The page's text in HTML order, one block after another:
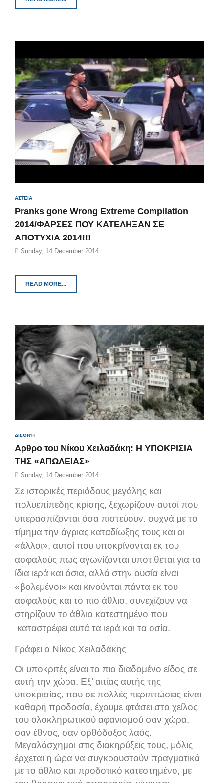
ΑΣΤΕΙΑ
Pranks gone Wrong Extreme Compilation
2014/ΦΑΡΣΕΣ ΠΟΥ ΚΑΤΕΛΗΞΑΝ ΣΕ
ΑΠΟΤΥΧΙΑ 2014!!!
Sunday, 14 December 2014
READ MORE...
ΔΙΕΘΝΉ
Aρθρο του Νίκου Χειλαδάκη: Η ΥΠΟΚΡΙΣΙΑ
ΤΗΣ «ΑΠΩΛΕΙΑΣ»
Sunday, 14 December 2014
Σε ιστορικές περιόδους μεγάλης και
πολυεπίπεδης κρίσης, ξεχωρίζουν αυτοί που
υπερασπίζονται όσα πιστεύουν, συχνά με το
τίμημα την άγριας καταδίωξης τους και οι
«άλλοι», αυτοί που υποκρίνονται εκ του
ασφαλούς πως αγωνίζονται υποτίθεται για τα
ίδια ιερά και όσια, αλλά στην ουσία είναι
«βολεμένοι» και κινούνται πάντα εκ του
ασφαλούς και το πιο άθλιο, συνεχίζουν να
στηρίζουν το άθλιο κατεστημένο που
καταστρέφει αυτά τα ιερά και τα οσία.
Γράφει ο Νίκος Χειλαδάκης
Οι υποκριτές είναι το πιο διαδομένο είδος σε
αυτή την χώρα. Εξ’ αιτίας αυτής της
υποκρισίας, που σε πολλές περιπτώσεις είναι
καθαρή προδοσία, έχουμε φτάσει στο χείλος
του ολοκληρωτικού αφανισμού σαν χώρα,
σαν έθνος, σαν ορθόδοξος λαός.
Μεγαλόσχημοι στις διακηρύξεις τους, μόλις
έρχεται η ώρα να συγκρουστούν πραγματικά
με το άθλιο και προδοτικό κατεστημένο, με